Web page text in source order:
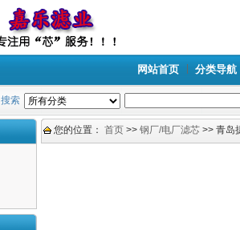
网站首页 分类导航
搜索
您的位置： 首页 >> 钢厂/电厂滤芯 >> 青岛